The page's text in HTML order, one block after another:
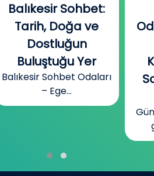
Balıkesir Sohbet:
Tarih, Doğa ve
Dostluğun
Buluştuğu Yer
Balıkesir Sohbet Odaları
– Ege...